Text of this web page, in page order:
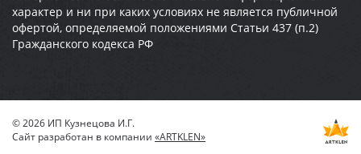
характер и ни при каких условиях не является публичной
офертой, определяемой положениями Статьи 437 (п.2)
Гражданского кодекса РФ
© 2026 ИП Кузнецова И.Г.
Сайт разработан в компании «ARTKLEN»